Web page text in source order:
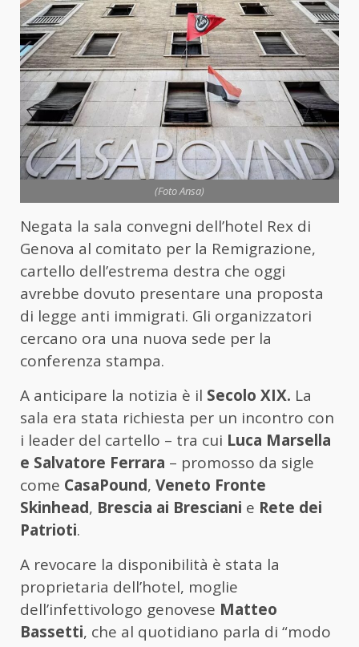
(Foto Ansa)
Negata la sala convegni dell’hotel Rex di
Genova al comitato per la Remigrazione,
cartello dell’estrema destra che oggi
avrebbe dovuto presentare una proposta
di legge anti immigrati. Gli organizzatori
cercano ora una nuova sede per la
conferenza stampa.
A anticipare la notizia è il Secolo XIX. La
sala era stata richiesta per un incontro con
i leader del cartello – tra cui Luca Marsella
e Salvatore Ferrara – promosso da sigle
come CasaPound, Veneto Fronte
Skinhead, Brescia ai Bresciani e Rete dei
Patrioti.
A revocare la disponibilità è stata la
proprietaria dell’hotel, moglie
dell’infettivologo genovese Matteo
Bassetti, che al quotidiano parla di “modo